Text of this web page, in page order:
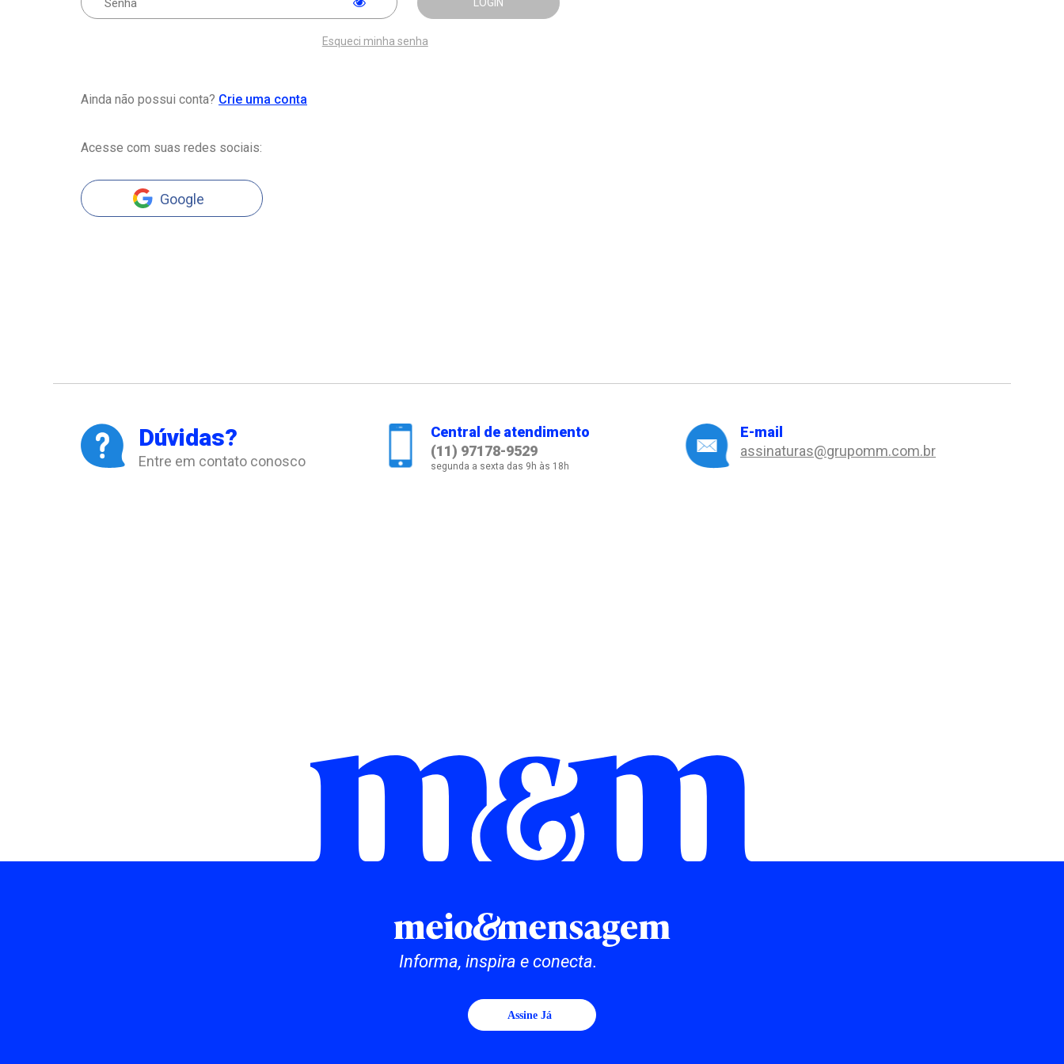
Esqueci minha senha
Ainda não possui conta? Crie uma conta
Acesse com suas redes sociais:
Google
Dúvidas?
Entre em contato conosco
Central de atendimento
(11) 97178-9529
segunda a sexta das 9h às 18h
E-mail
assinaturas@grupomm.com.br
Informa, inspira e conecta.
Assine Já